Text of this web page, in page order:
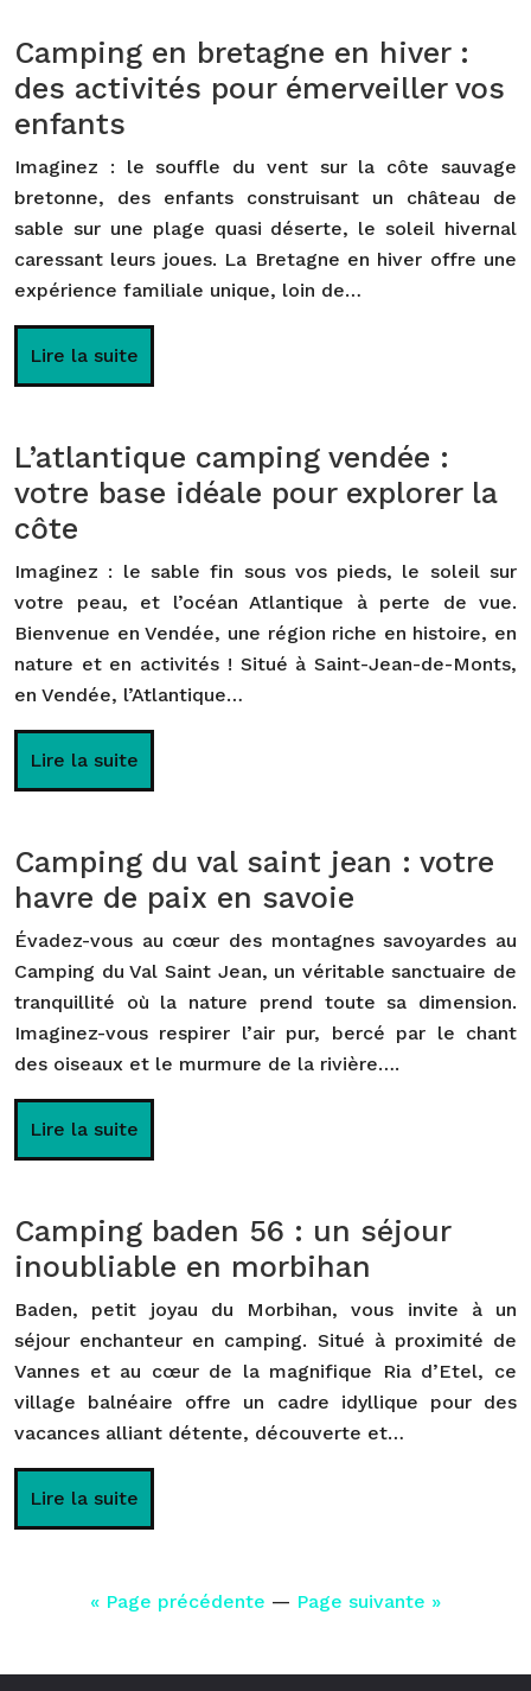
Camping en bretagne en hiver :
des activités pour émerveiller vos
enfants
Imaginez : le souffle du vent sur la côte sauvage
bretonne, des enfants construisant un château de
sable sur une plage quasi déserte, le soleil hivernal
caressant leurs joues. La Bretagne en hiver offre une
expérience familiale unique, loin de…
Lire la suite
L’atlantique camping vendée :
votre base idéale pour explorer la
côte
Imaginez : le sable fin sous vos pieds, le soleil sur
votre peau, et l’océan Atlantique à perte de vue.
Bienvenue en Vendée, une région riche en histoire, en
nature et en activités ! Situé à Saint-Jean-de-Monts,
en Vendée, l’Atlantique…
Lire la suite
Camping du val saint jean : votre
havre de paix en savoie
Évadez-vous au cœur des montagnes savoyardes au
Camping du Val Saint Jean, un véritable sanctuaire de
tranquillité où la nature prend toute sa dimension.
Imaginez-vous respirer l’air pur, bercé par le chant
des oiseaux et le murmure de la rivière….
Lire la suite
Camping baden 56 : un séjour
inoubliable en morbihan
Baden, petit joyau du Morbihan, vous invite à un
séjour enchanteur en camping. Situé à proximité de
Vannes et au cœur de la magnifique Ria d’Etel, ce
village balnéaire offre un cadre idyllique pour des
vacances alliant détente, découverte et…
Lire la suite
« Page précédente — Page suivante »